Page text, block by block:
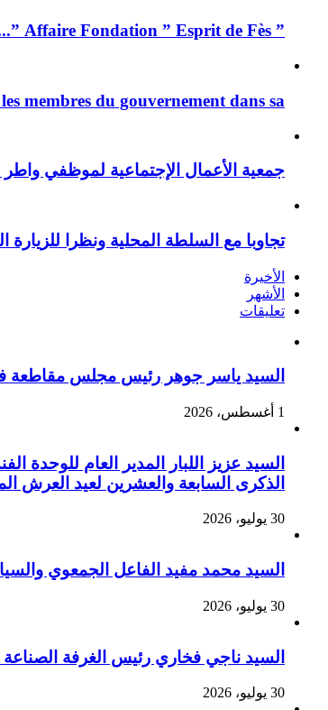
” Affaire Fondation ” Esprit de Fès ”...
membres du gouvernement dans sa ...
جمعية الأعمال الإجتماعية لموظفي
تجاوبا مع السلطة المحلية ونظرا
الأخيرة
الأشهر
تعليقات
السيد ياسر جوهر رئيس مجلس مقاطعة فاس
1 أغسطس، 2026
السيد عزيز اللبار المدير العام
الذكرى السابعة والعشرين لعيد العرش
30 يوليو، 2026
السيد محمد مفيد الفاعل الجمعوي والسياسي
30 يوليو، 2026
السيد ناجي فخاري رئيس الغرفة الصناعة
30 يوليو، 2026